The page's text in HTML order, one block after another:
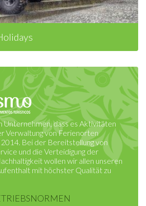
Unternehmen, dass es Aktivitäten
Verwaltung von Ferienorten
2014. Bei der Bereitstellung von
und die Verteidigung der
wollen wir allen unseren
mit höchster Qualität zu